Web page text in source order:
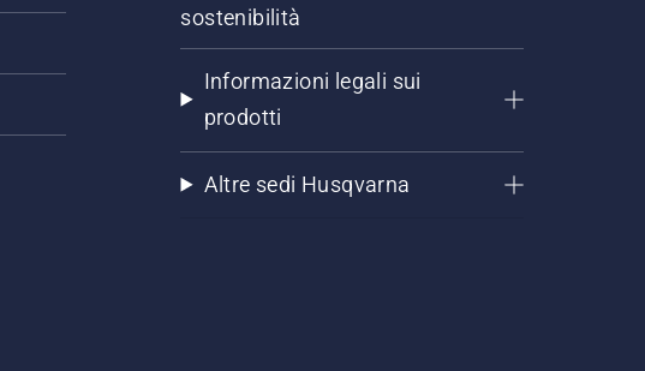
sostenibilità
Informazioni legali sui
prodotti
Altre sedi Husqvarna